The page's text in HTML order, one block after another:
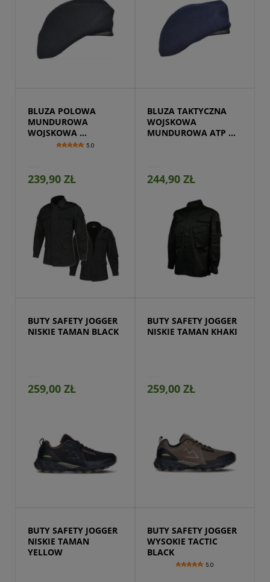
BLUZA POLOWA
MUNDUROWA
WOJSKOWA
MILITARNA CZARNA
5.0
239,90 ZŁ
BLUZA TAKTYCZNA
WOJSKOWA
MUNDUROWA ATP
244,90 ZŁ
Przejdź do produktu
BUTY SAFETY JOGGER
NISKIE TAMAN BLACK
259,00 ZŁ
BUTY SAFETY JOGGER
NISKIE TAMAN KHAKI
259,00 ZŁ
BUTY SAFETY JOGGER
NISKIE TAMAN
YELLOW
BUTY SAFETY JOGGER
WYSOKIE TACTIC
BLACK
5.0